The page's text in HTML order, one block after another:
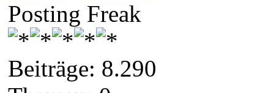
Posting Freak
Beiträge: 8.290